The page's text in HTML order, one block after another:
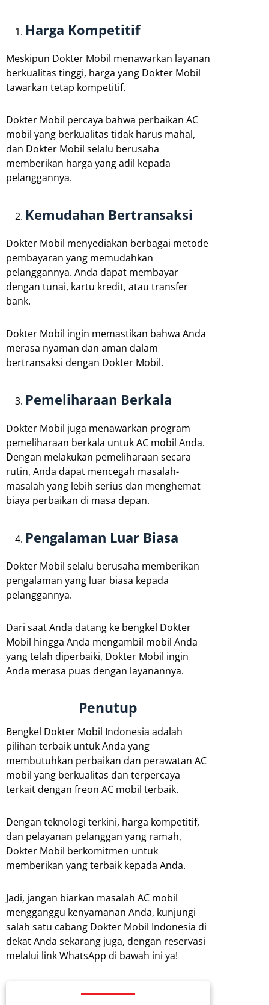
Harga Kompetitif
Meskipun Dokter Mobil menawarkan layanan
berkualitas tinggi, harga yang Dokter Mobil
tawarkan tetap kompetitif.
Dokter Mobil percaya bahwa perbaikan AC
mobil yang berkualitas tidak harus mahal,
dan Dokter Mobil selalu berusaha
memberikan harga yang adil kepada
pelanggannya.
Kemudahan Bertransaksi
Dokter Mobil menyediakan berbagai metode
pembayaran yang memudahkan
pelanggannya. Anda dapat membayar
dengan tunai, kartu kredit, atau transfer
bank.
Dokter Mobil ingin memastikan bahwa Anda
merasa nyaman dan aman dalam
bertransaksi dengan Dokter Mobil.
Pemeliharaan Berkala
Dokter Mobil juga menawarkan program
pemeliharaan berkala untuk AC mobil Anda.
Dengan melakukan pemeliharaan secara
rutin, Anda dapat mencegah masalah-
masalah yang lebih serius dan menghemat
biaya perbaikan di masa depan.
Pengalaman Luar Biasa
Dokter Mobil selalu berusaha memberikan
pengalaman yang luar biasa kepada
pelanggannya.
Dari saat Anda datang ke bengkel Dokter
Mobil hingga Anda mengambil mobil Anda
yang telah diperbaiki, Dokter Mobil ingin
Anda merasa puas dengan layanannya.
Penutup
Bengkel Dokter Mobil Indonesia adalah
pilihan terbaik untuk Anda yang
membutuhkan perbaikan dan perawatan AC
mobil yang berkualitas dan terpercaya
terkait dengan freon AC mobil terbaik.
Dengan teknologi terkini, harga kompetitif,
dan pelayanan pelanggan yang ramah,
Dokter Mobil berkomitmen untuk
memberikan yang terbaik kepada Anda.
Jadi, jangan biarkan masalah AC mobil
mengganggu kenyamanan Anda, kunjungi
salah satu cabang Dokter Mobil Indonesia di
dekat Anda sekarang juga, dengan reservasi
melalui link WhatsApp di bawah ini ya!